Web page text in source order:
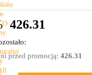
426.31
przed promocją:426.31